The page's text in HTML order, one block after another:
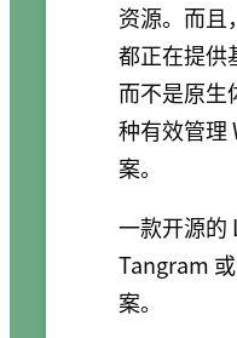
资源。而且
都正在提供
而不是原生
种有效管理
案。
一款开源的
Tangram
案。